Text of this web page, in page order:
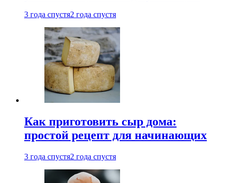
3 года спустя2 года спустя
Как приготовить сыр дома:
простой рецепт для начинающих
3 года спустя2 года спустя